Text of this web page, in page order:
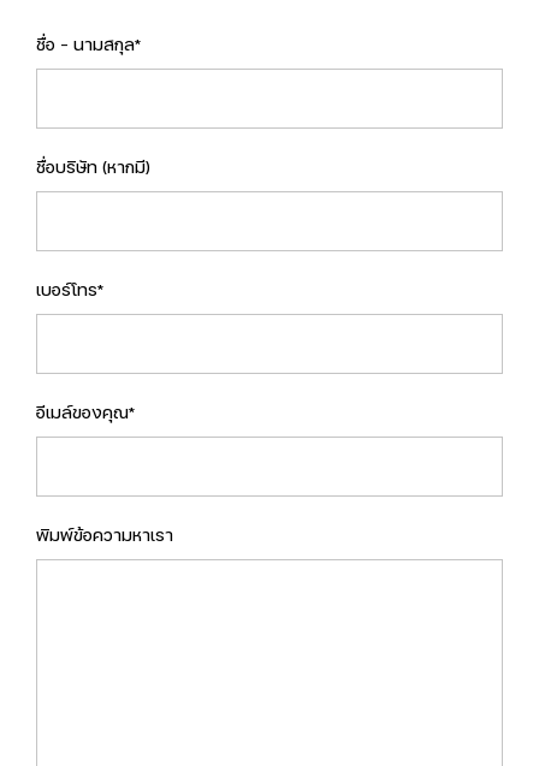
ชื่อ - นามสกุล*
ชื่อบริษัท (หากมี)
เบอร์โทร*
อีเมล์ของคุณ*
พิมพ์ข้อความหาเรา